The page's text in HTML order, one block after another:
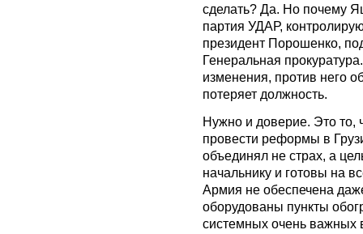
сделать? Да. Но почему
партия УДАР,
президент Порошенко,
Генеральная
изменения, против него
потеряет должность.
Нужно и доверие. Это то,
провести реформы в
объединял не страх, а
начальнику и готовы на
Армия не обеспечена
оборудованы пункты
системных очень важных